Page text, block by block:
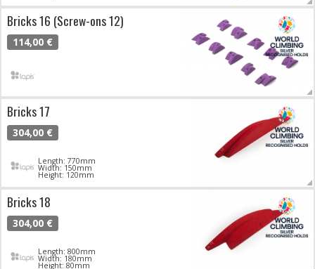
Bricks 16 (Screw-ons 12)
114,00 €
Bricks 17
304,00 €
Length: 770mm
Width: 150mm
Height: 120mm
Bricks 18
304,00 €
Length: 800mm
Width: 180mm
Height: 80mm